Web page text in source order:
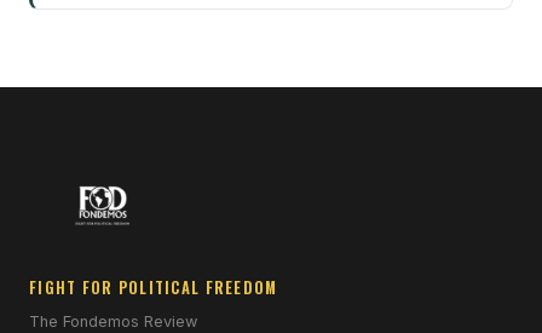
FIGHT FOR POLITICAL FREEDOM
The Fondemos Review